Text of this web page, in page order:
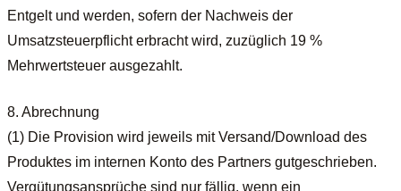
Entgelt und werden, sofern der Nachweis der
Umsatzsteuerpflicht erbracht wird, zuzüglich 19 %
Mehrwertsteuer ausgezahlt.
8. Abrechnung
(1) Die Provision wird jeweils mit Versand/Download des
Produktes im internen Konto des Partners gutgeschrieben.
Vergütungsansprüche sind nur fällig, wenn ein